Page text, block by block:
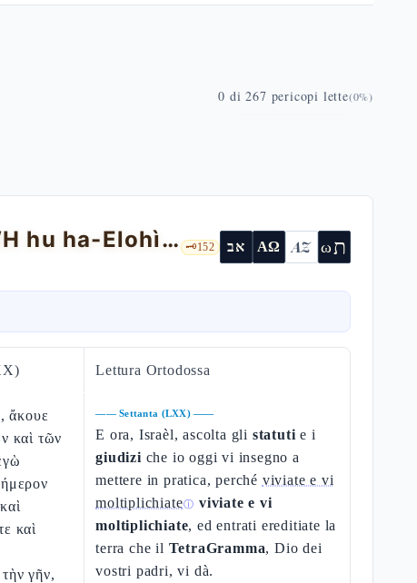
0 di 267 pericopi lette(0%)
Deuteronomio 4 — l'aniconismo, "YHWH hu ha-Elohìm", insegnare ≠ moralismo 🗝️152 אב ΑΩ AZ ωת
Lettura Ortodossa
ἄκουε
καὶ τῶν
καὶ
γῆν,
——Settanta (LXX)——
E ora, Israèl, ascolta gli statuti e i
giudizi che io oggi vi insegno a
mettere in pratica, perché viviate e vi
moltiplichiateⓘ viviate e vi
moltiplichiate, ed entrati ereditiate la
terra che il TetraGramma, Dio dei
vostri padri, vi dà.